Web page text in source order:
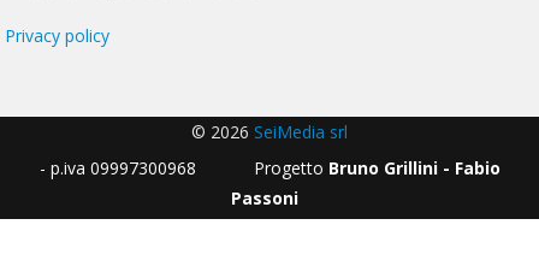
Privacy policy
© 2026 SeiMedia srl
- p.iva 09997300968 Progetto Bruno Grillini - Fabio
Passoni